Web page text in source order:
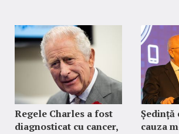
Regele Charles a fost
diagnosticat cu cancer,
Ședință
cauza